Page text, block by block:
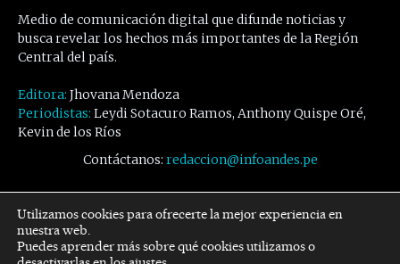
Medio de comunicación digital que difunde noticias y
busca revelar los hechos más importantes de la Región
Central del país.
Editora: Jhovana Mendoza
Periodistas: Leydi Sotacuro Ramos, Anthony Quispe Oré,
Kevin de los Ríos
Contáctanos: redaccion@infoandes.pe
Síguenos
Facebook Twitter Youtube
Utilizamos cookies para ofrecerte la mejor experiencia en
nuestra web.
Puedes aprender más sobre qué cookies utilizamos o